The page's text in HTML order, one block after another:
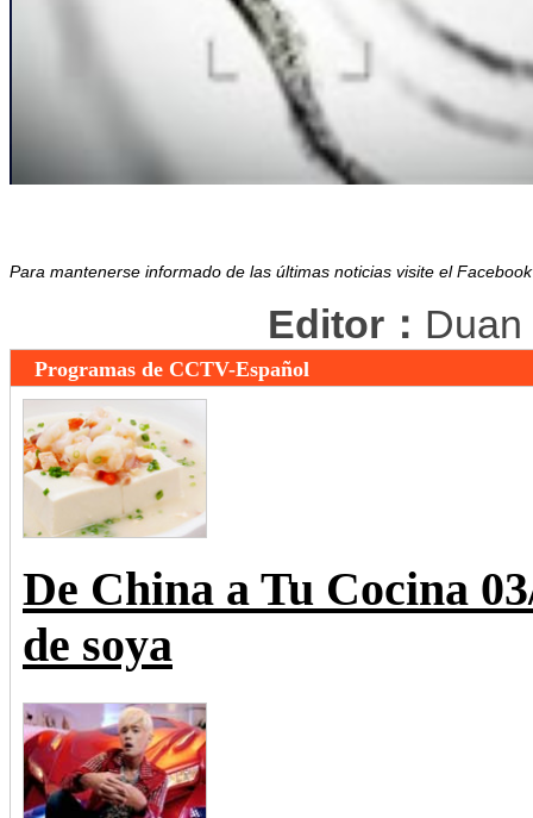
Para mantenerse informado de las últimas noticias visite el
Editor：
Programas de CCTV-Español
De China a Tu Cocina
de soya